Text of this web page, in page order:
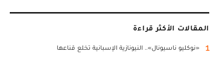
المقالات الأكثر قراءة
1 «نوكليو ناسيونال».. النيونازية الإسبانية تخلع قناعها